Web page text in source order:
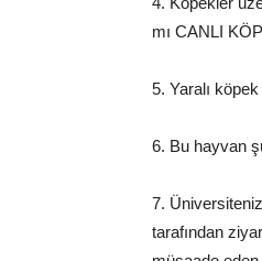
mı CANLI
5. Yaralı
6. Bu hayvan
7.
tarafından